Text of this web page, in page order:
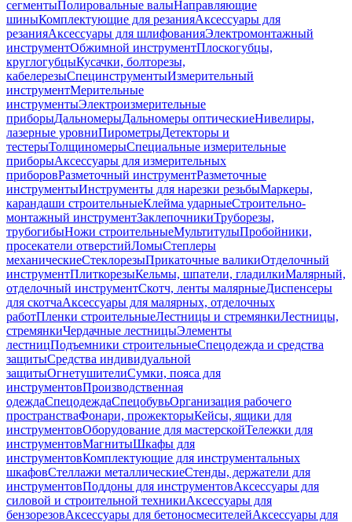
сегментыПолировальные валыНаправляющие
шиныКомплектующие для резанияАксессуары для
резанияАксессуары для шлифованияЭлектромонтажный
инструментОбжимной инструментПлоскогубцы,
круглогубцыКусачки, болторезы,
кабелерезыСпецинструментыИзмерительный
инструментМерительные
инструментыЭлектроизмерительные
приборыДальномерыДальномеры оптическиеНивелиры,
лазерные уровниПирометрыДетекторы и
тестерыТолщиномерыСпециальные измерительные
приборыАксессуары для измерительных
приборовРазметочный инструментРазметочные
инструментыИнструменты для нарезки резьбыМаркеры,
карандаши строительныеКлейма ударныеСтроительно-
монтажный инструментЗаклепочникиТруборезы,
трубогибыНожи строительныеМультитулыПробойники,
просекатели отверстийЛомыСтеплеры
механическиеСтеклорезыПрикаточные валикиОтделочный
инструментПлиткорезыКельмы, шпатели, гладилкиМалярный,
отделочный инструментСкотч, ленты малярныеДиспенсеры
для скотчаАксессуары для малярных, отделочных
работПленки строительныеЛестницы и стремянкиЛестницы,
стремянкиЧердачные лестницыЭлементы
лестницПодъемники строительныеСпецодежда и средства
защитыСредства индивидуальной
защитыОгнетушителиСумки, пояса для
инструментовПроизводственная
одеждаСпецодеждаСпецобувьОрганизация рабочего
пространстваФонари, прожекторыКейсы, ящики для
инструментовОборудование для мастерскойТележки для
инструментовМагнитыШкафы для
инструментовКомплектующие для инструментальных
шкафовСтеллажи металлическиеСтенды, держатели для
инструментовПоддоны для инструментовАксессуары для
силовой и строительной техникиАксессуары для
бензорезовАксессуары для бетоносмесителейАксессуары для